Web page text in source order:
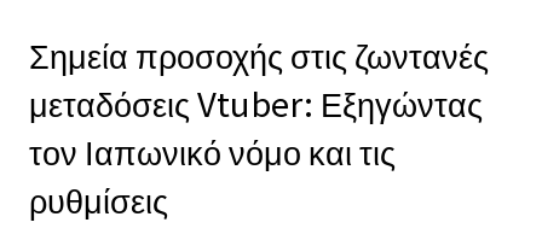
Σημεία προσοχής στις ζωντανές
μεταδόσεις Vtuber: Εξηγώντας
τον Ιαπωνικό νόμο και τις
ρυθμίσεις